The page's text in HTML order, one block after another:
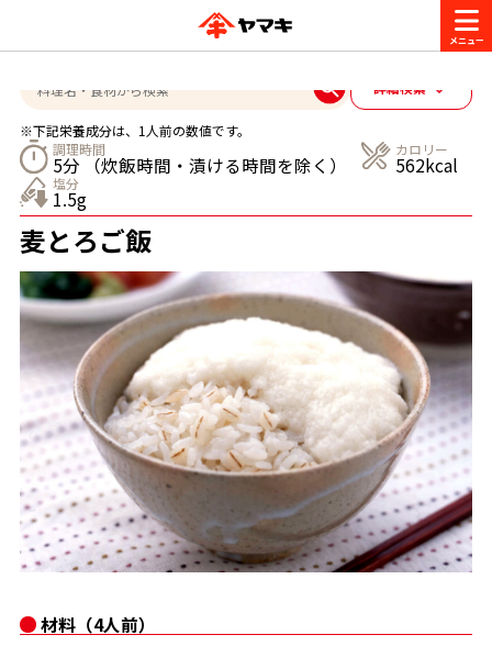
商品情報
ブランド一覧
ヤマキ『めんつゆ』 ヤマキ 割烹白だし
レシピ
おいしいレシピを探す
おいしいレシピトップ
主食レシピ
主菜レシピ
汁物レシピ
かつお節・だしを楽しむ
かつお節・だしを知る
だしの取り方
CM・キャンペーン
CM
キャンペーン一覧
企業・採用情報
企業情報
お問い合わせ
詳細検索
※下記栄養成分は、1人前の数値です。
調理時間
5分 （炊飯時間・漬ける時間を除く）
カロリー
562kcal
塩分
1.5g
麦とろご飯
材料（4人前）